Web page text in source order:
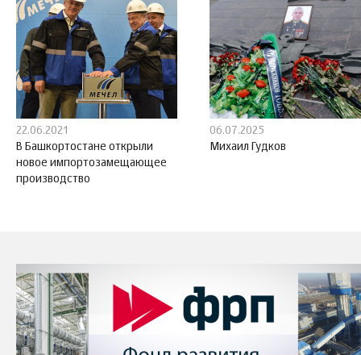
22.06.2021
В Башкортостане открыли
новое импортозамещающее
производство
06.07.2025
Михаил Гудков